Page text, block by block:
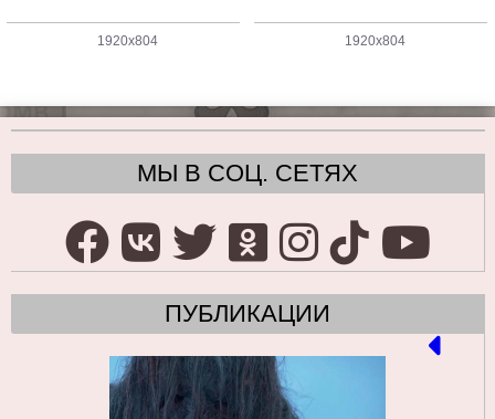
1920x804 1920x804
МЫ В СОЦ. СЕТЯХ
ПУБЛИКАЦИИ